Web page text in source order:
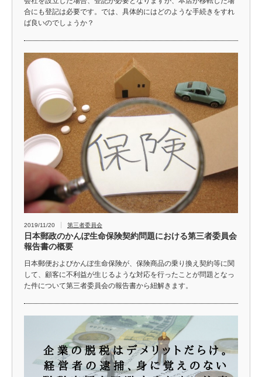
合にも登記は必要です。では、具体的にはどのような手続きをすれ
ば良いのでしょうか？
2019/11/20 第三者委員会
日本郵政のかんぽ生命保険契約問題における第三者委員会
報告書の概要
日本郵便およびかんぽ生命保険が、保険商品の乗り換え契約等に関
して、顧客に不利益が生じるような対応を行ったことが問題となっ
た件について第三者委員会の報告書から紐解きます。